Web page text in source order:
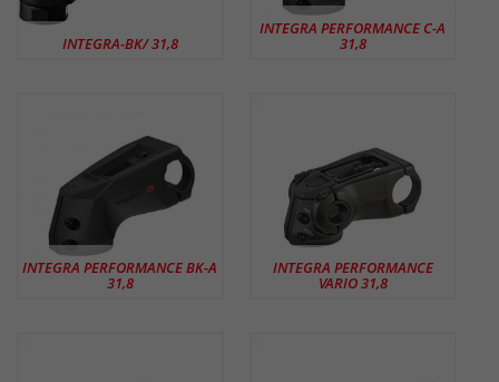
INTEGRA-BK/ 31,8
INTEGRA PERFORMANCE C-A
31,8
INTEGRA PERFORMANCE BK-A
31,8
INTEGRA PERFORMANCE
VARIO 31,8